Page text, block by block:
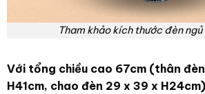
Tham khảo kích thước đèn
Với tổng chiều cao 67cm (thân đèn
H41cm, chao đèn 29 x 39 x